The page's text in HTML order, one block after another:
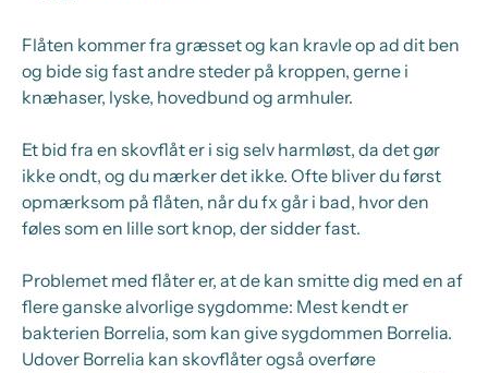
Flåten kommer fra græsset og kan kravle op ad dit ben
og bide sig fast andre steder på kroppen, gerne i
knæhaser, lyske, hovedbund og armhuler.
Et bid fra en skovflåt er i sig selv harmløst, da det gør
ikke ondt, og du mærker det ikke. Ofte bliver du først
opmærksom på flåten, når du fx går i bad, hvor den
føles som en lille sort knop, der sidder fast.
Problemet med flåter er, at de kan smitte dig med en af
flere ganske alvorlige sygdomme: Mest kendt er
bakterien Borrelia, som kan give sygdommen Borrelia.
Udover Borrelia kan skovflåter også overføre